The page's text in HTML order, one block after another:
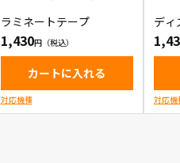
ラミネートテープ
1,430
カートに入れる
対応機種
ディ
対応機